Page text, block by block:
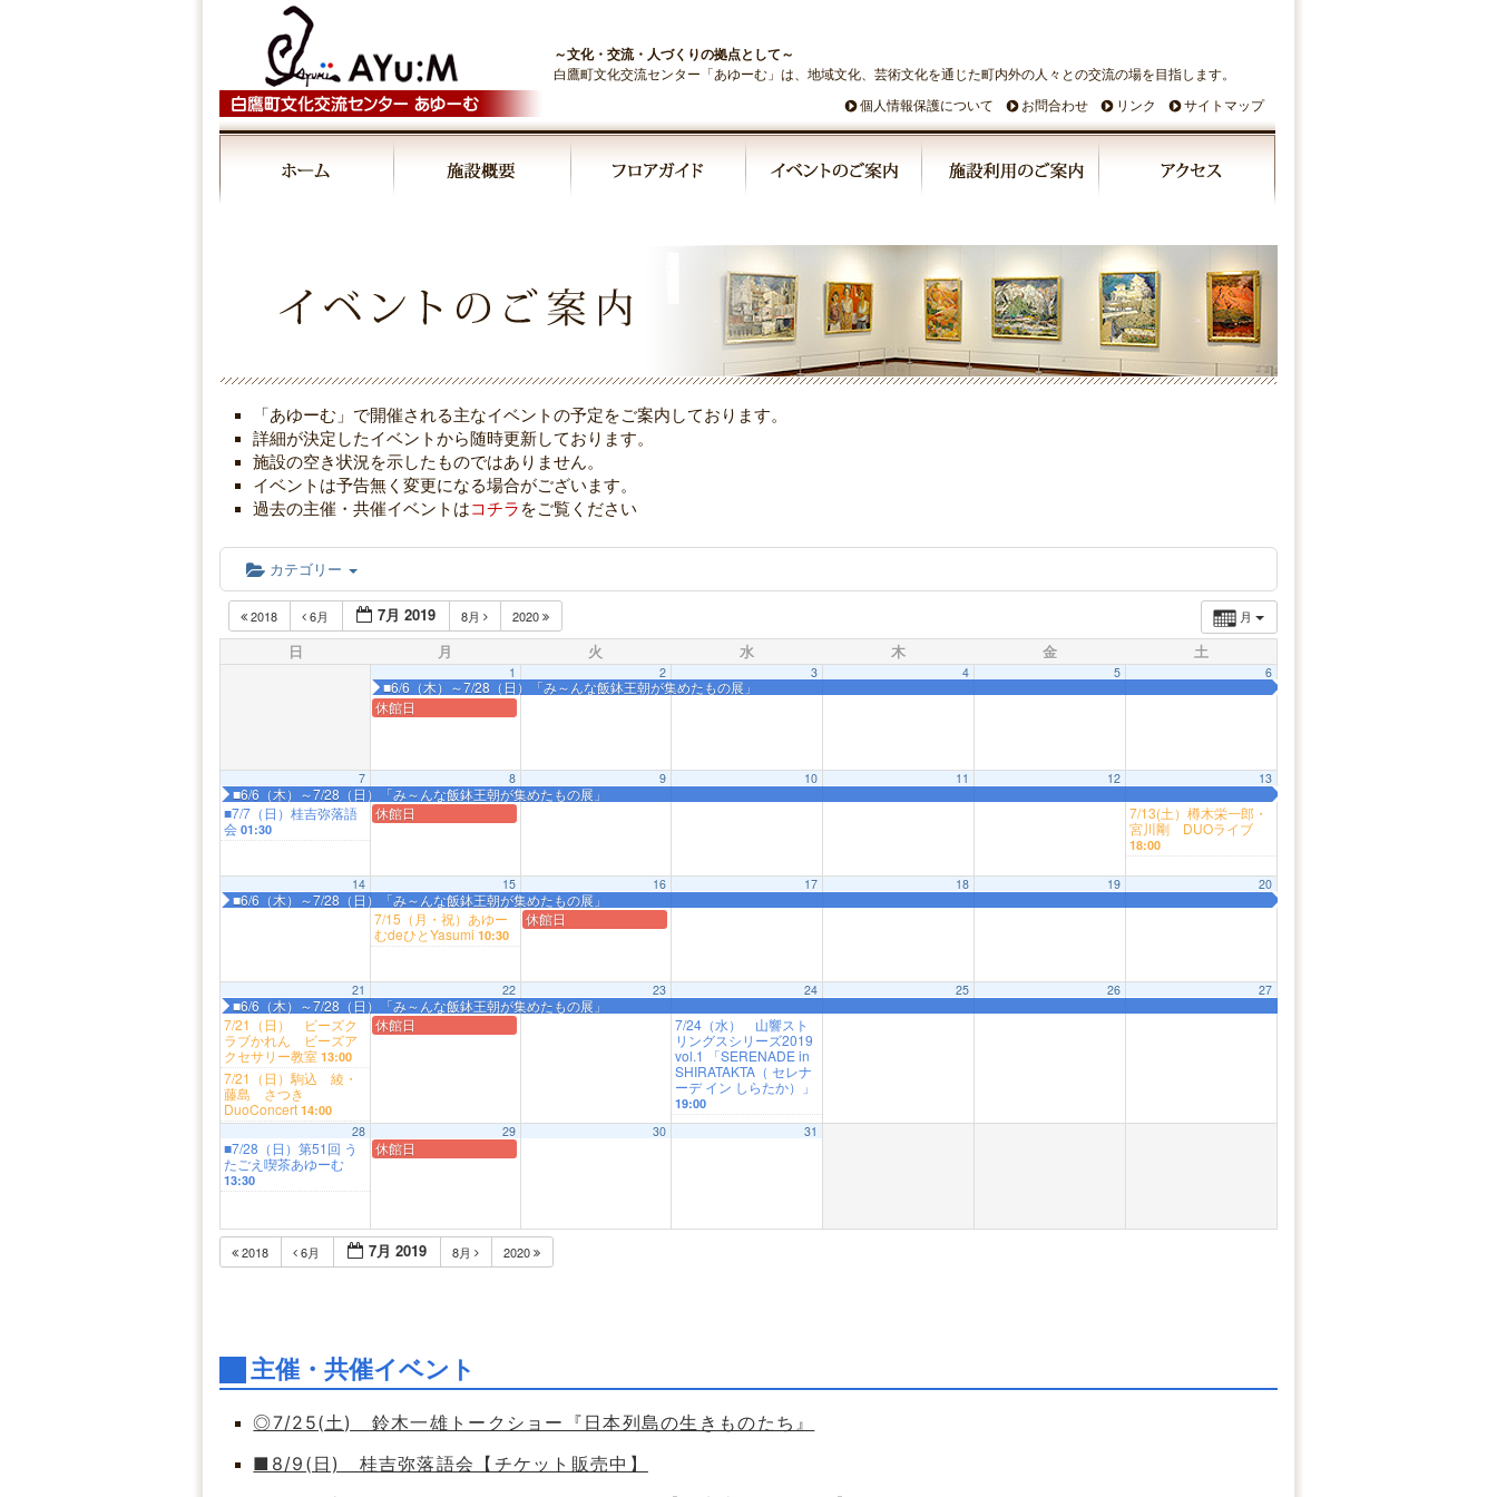
～文化・交流・人づくりの拠点として～
白鷹町文化交流センター「あゆーむ」は、地域文化、芸術文化を通じた町内外の人々との交流の場を目指します。
サイトマップ
リンク
お問合わせ
個人情報保護について
「あゆーむ」で開催される主なイベントの予定をご案内しております。
詳細が決定したイベントから随時更新しております。
施設の空き状況を示したものではありません。
イベントは予告無く変更になる場合がございます。
過去の主催・共催イベントはコチラ をご覧ください
カテゴリー
月
2018 6月 7月 2019 8月 2020
日 月 火 水 木 金 土
1
■6/6（木）～7/28（日）「み～んな飯鉢王朝が集めたもの展」
休館日
2 3 4 5 6
7
■7/7（日）桂吉弥落語
会 01:30
■6/6（木）～7/28（日）「み～んな飯鉢王朝が集めたもの展」
8
休館日
9 10 11 12 13
7/13(土）樽木栄一郎・
宮川剛 DUOライブ
18:00
14
■6/6（木）～7/28（日）「み～んな飯鉢王朝が集めたもの展」
15
7/15（月・祝）あゆー
むdeひとYasumi 10:30
16
休館日
17 18 19 20
21
7/21（日） ビーズク
ラブかれん ビーズア
クセサリー教室 13:00
7/21（日）駒込 綾・
藤島 さつき
DuoConcert 14:00
■6/6（木）～7/28（日）「み～んな飯鉢王朝が集めたもの展」
22
休館日
23 24
7/24（水） 山響スト
リングスシリーズ2019
vol.1 「SERENADE in
SHIRATAKTA（ セレナ
ーデ イン しらたか）」
19:00
25 26 27
28
■7/28（日）第51回 う
たごえ喫茶あゆーむ
13:30
29
休館日
30 31
2018 6月 7月 2019 8月 2020
主催・共催イベント
◎7/25(土) 鈴木一雄トークショー『日本列島の生きものたち』
■8/9(日) 桂吉弥落語会【チケット販売中】